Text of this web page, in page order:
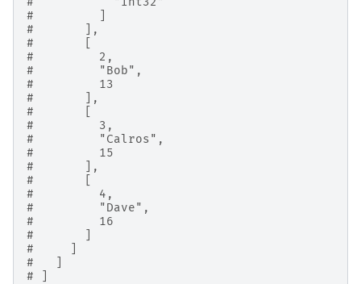
#         ]
#       ],
#       [
#         2,
#         "Bob",
#         13
#       ],
#       [
#         3,
#         "Calros",
#         15
#       ],
#       [
#         4,
#         "Dave",
#         16
#       ]
#     ]
#   ]
# ]